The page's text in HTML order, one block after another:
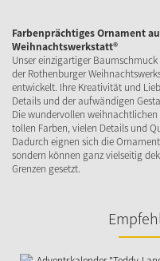
Farbenprächtiges Ornament
Weihnachtswerkstatt®
Unser einzigartiger
der Rothenburger
entwickelt. Ihre Kreativität und
Details und der aufwändigen
Die wundervollen
tollen Farben, vielen Details und
Dadurch eignen sich die
sondern können ganz vielseitig
Grenzen gesetzt.